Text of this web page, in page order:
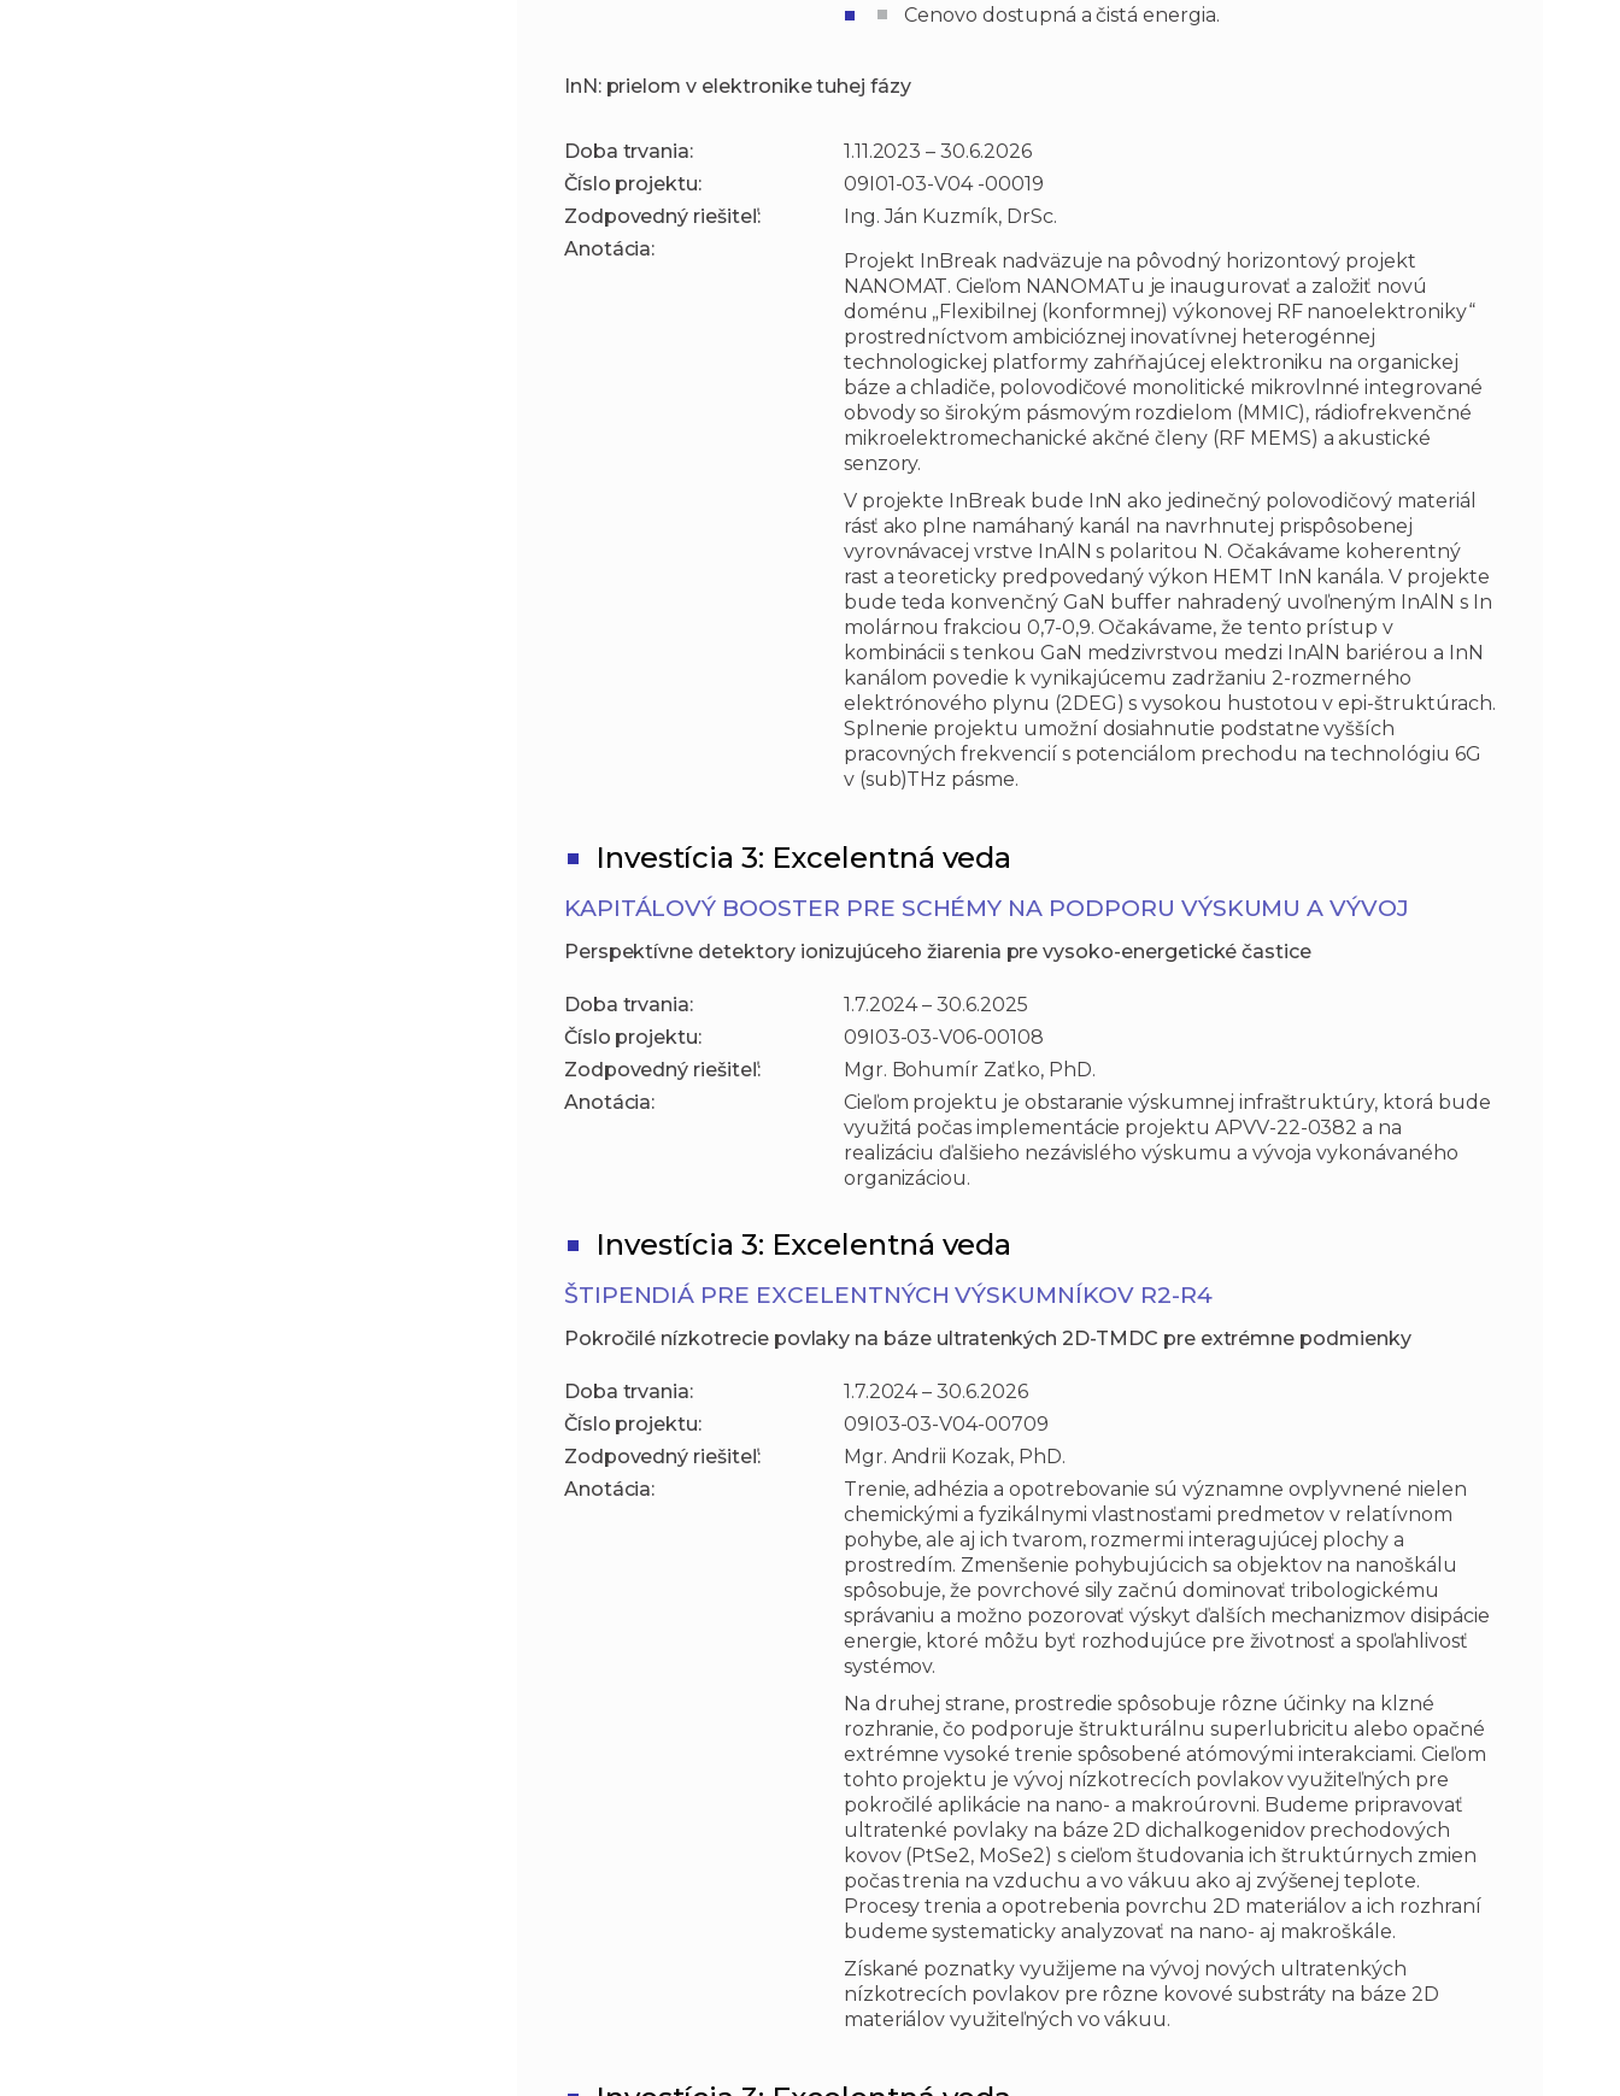
Cenovo dostupná a čistá energia.
InN: prielom v elektronike tuhej fázy
Doba trvania:
1.11.2023 – 30.6.2026
Číslo projektu:
09I01-03-V04 -00019
Zodpovedný riešiteľ:
Ing. Ján Kuzmík, DrSc.
Anotácia:
Projekt InBreak nadväzuje na pôvodný horizontový projekt
NANOMAT. Cieľom NANOMATu je inaugurovať a založiť novú
doménu „Flexibilnej (konformnej) výkonovej RF nanoelektroniky“
prostredníctvom ambicióznej inovatívnej heterogénnej
technologickej platformy zahŕňajúcej elektroniku na organickej
báze a chladiče, polovodičové monolitické mikrovlnné integrované
obvody so širokým pásmovým rozdielom (MMIC), rádiofrekvenčné
mikroelektromechanické akčné členy (RF MEMS) a akustické
senzory.
V projekte InBreak bude InN ako jedinečný polovodičový materiál
rásť ako plne namáhaný kanál na navrhnutej prispôsobenej
vyrovnávacej vrstve InAlN s polaritou N. Očakávame koherentný
rast a teoreticky predpovedaný výkon HEMT InN kanála. V projekte
bude teda konvenčný GaN buffer nahradený uvoľneným InAlN s In
molárnou frakciou 0,7-0,9. Očakávame, že tento prístup v
kombinácii s tenkou GaN medzivrstvou medzi InAlN bariérou a InN
kanálom povedie k vynikajúcemu zadržaniu 2-rozmerného
elektrónového plynu (2DEG) s vysokou hustotou v epi-štruktúrach.
Splnenie projektu umožní dosiahnutie podstatne vyšších
pracovných frekvencií s potenciálom prechodu na technológiu 6G
v (sub)THz pásme.
Investícia 3: Excelentná veda
KAPITÁLOVÝ BOOSTER PRE SCHÉMY NA PODPORU VÝSKUMU A VÝVOJ
Perspektívne detektory ionizujúceho žiarenia pre vysoko-energetické častice
Doba trvania:
1.7.2024 – 30.6.2025
Číslo projektu:
09I03-03-V06-00108
Zodpovedný riešiteľ:
Mgr. Bohumír Zaťko, PhD.
Anotácia:
Cieľom projektu je obstaranie výskumnej infraštruktúry, ktorá bude
využitá počas implementácie projektu APVV-22-0382 a na
realizáciu ďalšieho nezávislého výskumu a vývoja vykonávaného
organizáciou.
Investícia 3: Excelentná veda
ŠTIPENDIÁ PRE EXCELENTNÝCH VÝSKUMNÍKOV R2-R4
Pokročilé nízkotrecie povlaky na báze ultratenkých 2D-TMDC pre extrémne podmienky
Doba trvania:
1.7.2024 – 30.6.2026
Číslo projektu:
09I03-03-V04-00709
Zodpovedný riešiteľ:
Mgr. Andrii Kozak, PhD.
Anotácia:
Trenie, adhézia a opotrebovanie sú významne ovplyvnené nielen
chemickými a fyzikálnymi vlastnosťami predmetov v relatívnom
pohybe, ale aj ich tvarom, rozmermi interagujúcej plochy a
prostredím. Zmenšenie pohybujúcich sa objektov na nanoškálu
spôsobuje, že povrchové sily začnú dominovať tribologickému
správaniu a možno pozorovať výskyt ďalších mechanizmov disipácie
energie, ktoré môžu byť rozhodujúce pre životnosť a spoľahlivosť
systémov.
Na druhej strane, prostredie spôsobuje rôzne účinky na klzné
rozhranie, čo podporuje štrukturálnu superlubricitu alebo opačné
extrémne vysoké trenie spôsobené atómovými interakciami. Cieľom
tohto projektu je vývoj nízkotrecích povlakov využiteľných pre
pokročilé aplikácie na nano- a makroúrovni. Budeme pripravovať
ultratenké povlaky na báze 2D dichalkogenidov prechodových
kovov (PtSe2, MoSe2) s cieľom študovania ich štruktúrnych zmien
počas trenia na vzduchu a vo vákuu ako aj zvýšenej teplote.
Procesy trenia a opotrebenia povrchu 2D materiálov a ich rozhraní
budeme systematicky analyzovať na nano- aj makroškále.
Získané poznatky využijeme na vývoj nových ultratenkých
nízkotrecích povlakov pre rôzne kovové substráty na báze 2D
materiálov využiteľných vo vákuu.